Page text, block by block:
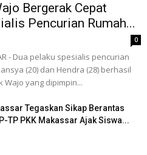
Bergerak Cepat
Pencurian Rumah...
0
- Dua pelaku spesialis pencurian
(20) dan Hendra (28) berhasil
Wajo yang dipimpin...
Tegaskan Sikap Berantas
TP PKK Makassar Ajak Siswa...